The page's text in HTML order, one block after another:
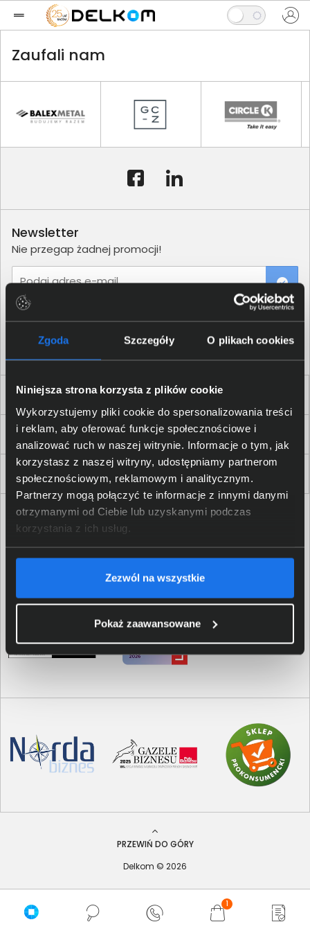
Zgoda Szczegóły O plikach cookies
Niniejsza strona korzysta z plików cookie
Wykorzystujemy pliki cookie do spersonalizowania treści
i reklam, aby oferować funkcje społecznościowe i
analizować ruch w naszej witrynie. Informacje o tym, jak
korzystasz z naszej witryny, udostępniamy partnerom
społecznościowym, reklamowym i analitycznym.
Partnerzy mogą połączyć te informacje z innymi danymi
otrzymanymi od Ciebie lub uzyskanymi podczas
korzystania z ich usług.
Zezwól na wszystkie
Pokaż zaawansowane
1
Zaufali nam
Dla Firm i Instytucji
Zakupy
Delkom 2000
Newsletter
Nie przegap żadnej promocji!
Podaj adres e-mail
PRZEWIŃ DO GÓRY
Delkom © 2026